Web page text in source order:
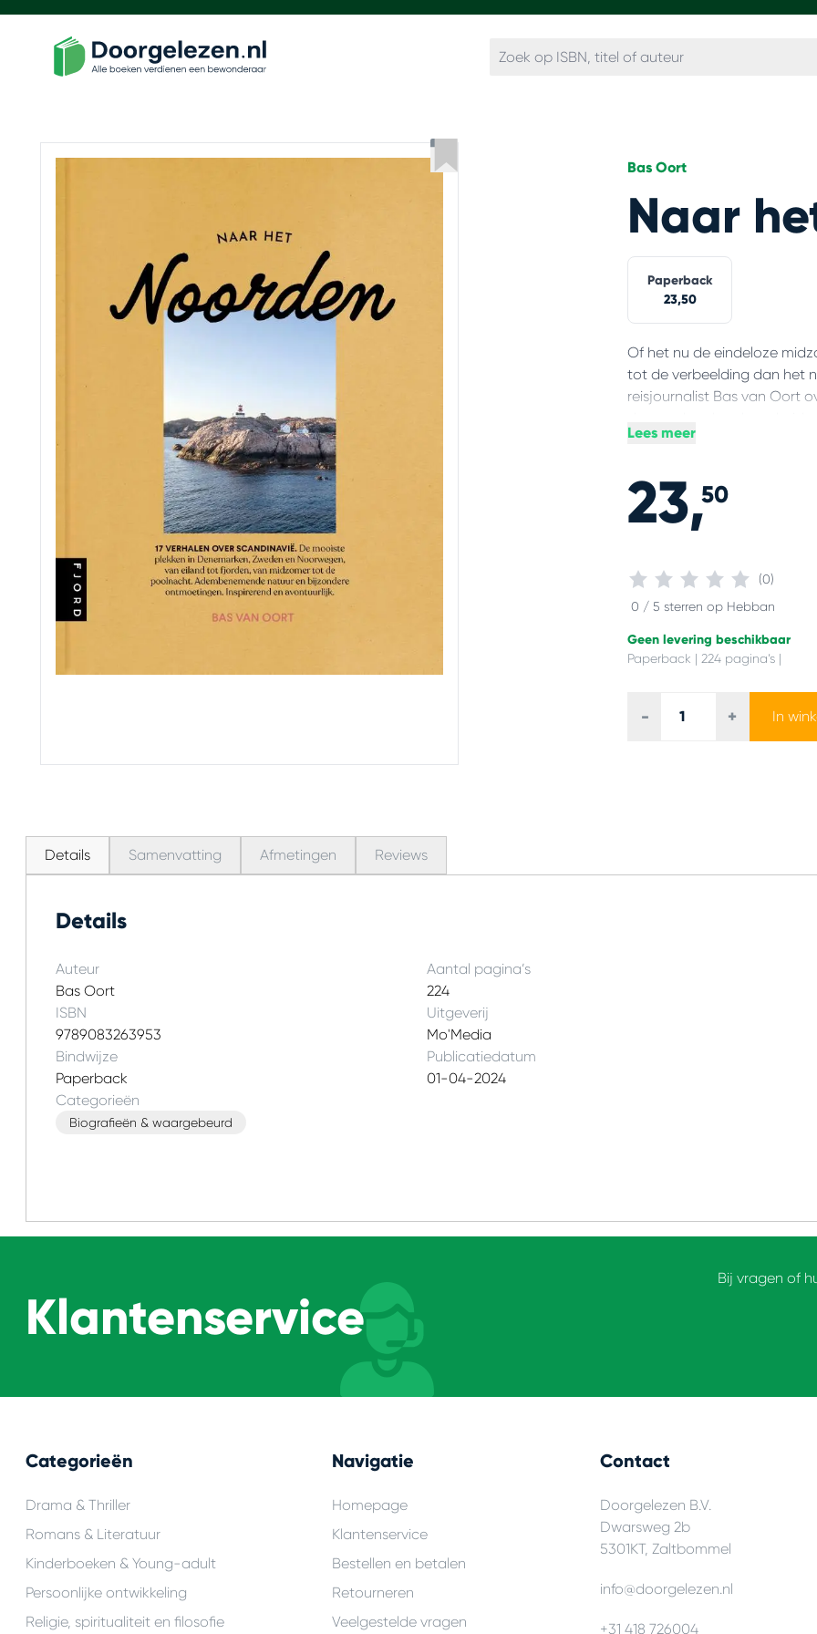
Bas Oort
Naar
Paperback
23,50
Of het nu de eindeloze
tot de verbeelding dan het
reisjournalist Bas van Oort
Denemarken, Zweden en
Lees meer
23,50
(0)
0 / 5 sterren op Hebban
Geen levering beschikbaar
Paperback | 224 pagina’s |
- +
Details Samenvatting Afmetingen Reviews
Details
Auteur
Bas Oort
ISBN
9789083263953
Bindwijze
Paperback
Aantal pagina’s
224
Uitgeverij
Mo'Media
Publicatiedatum
01-04-2024
Categorieën
Biografieën & waargebeurd
Klantenservice
Bij vragen of
Categorieën
Drama & Thriller
Romans & Literatuur
Kinderboeken & Young-adult
Persoonlijke ontwikkeling
Religie, spiritualiteit en filosofie
Navigatie
Homepage
Klantenservice
Bestellen en betalen
Retourneren
Veelgestelde vragen
Contact
Doorgelezen B.V.
Dwarsweg 2b
5301KT, Zaltbommel
info@doorgelezen.nl
+31 418 726004